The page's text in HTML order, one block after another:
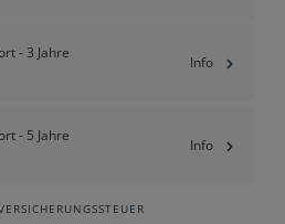
- 3 Jahre
Info
- 5 Jahre
Info